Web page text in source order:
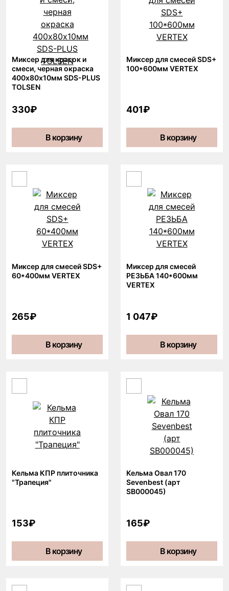
Миксер для красок и
смеси, черная окраска
400х80х10мм SDS-PLUS
TOLSEN
330₽
В корзину
Миксер для смесей SDS+
100*600мм VERTEX
401₽
В корзину
Миксер для смесей SDS+
60*400мм VERTEX
265₽
В корзину
Миксер для смесей
РЕЗЬБА 140*600мм
VERTEX
1 047₽
В корзину
Кельма КПР плиточника
"Трапеция"
153₽
В корзину
Кельма Овал 170
Sevenbest (арт
SB000045)
165₽
В корзину